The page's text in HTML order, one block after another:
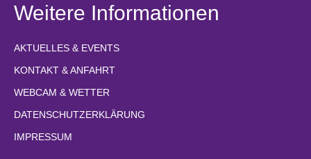
Weitere Informationen
AKTUELLES & EVENTS
KONTAKT & ANFAHRT
WEBCAM & WETTER
DATENSCHUTZERKLÄRUNG
IMPRESSUM